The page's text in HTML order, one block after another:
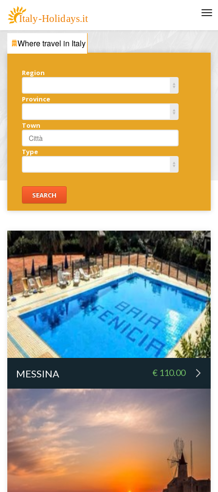
Where travel in Italy
Region
Province
Town
Type
MESSINA € 110.00